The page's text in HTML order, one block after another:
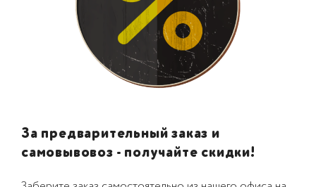
За предварительный заказ и
самовывовоз - получайте скидки!